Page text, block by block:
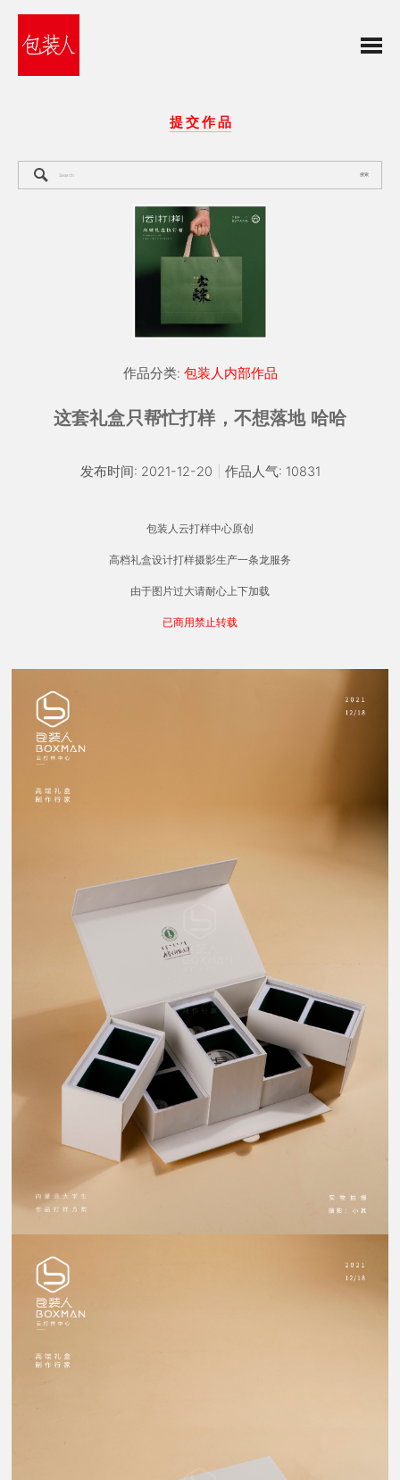
提 交 作 品
搜索
作品分类: 包装人内部作品
这套礼盒只帮忙打样，不想落地 哈哈
发布时间: 2021-12-20 作品人气: 10831
包装人云打样中心原创
高档礼盒设计打样摄影生产一条龙服务
由于图片过大请耐心上下加载
已商用禁止转载